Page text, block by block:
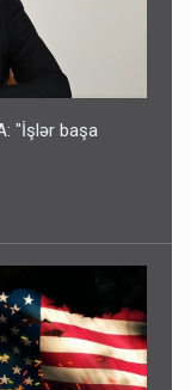
"İşlər başa